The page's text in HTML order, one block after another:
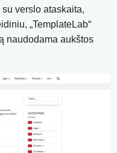
verslo ataskaita,
„TemplateLab“
naudodama aukštos